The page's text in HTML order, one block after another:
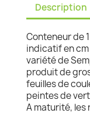
Description
Conteneur de
indicatif en cm
variété de
produit de
feuilles de
peintes de
A maturité, les